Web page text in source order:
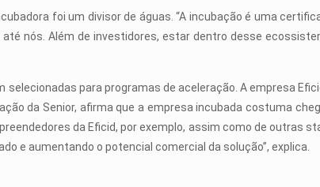
foi um divisor de águas. “A incubação é uma
nós. Além de investidores, estar dentro desse
para programas de aceleração. A empresa
da Senior, afirma que a empresa incubada costuma
da Eficid, por exemplo, assim como de outras
e aumentando o potencial comercial da solução”, explica.